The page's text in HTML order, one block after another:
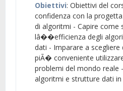
Obiettivi: Obiettivi del
confidenza con la
di algoritmi - Capire come
lâ��efficienza degli
dati - Imparare a
piÃ� conveniente
problemi del mondo reale
algoritmi e strutture dati in